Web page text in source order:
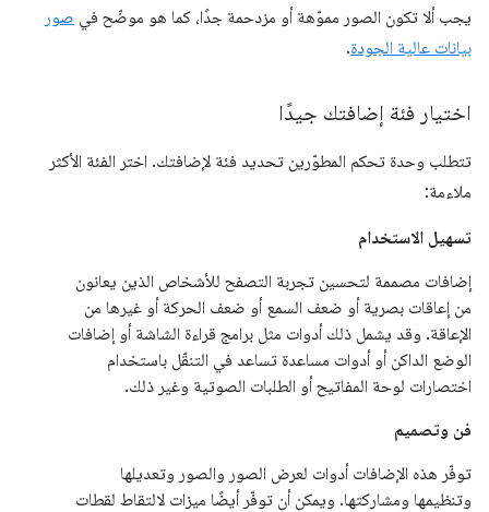
يجب ألا تكون الصور مموّهة أو مزدحمة جدًا، كما هو موضّح في صور
بيانات عالية الجودة.
اختيار فئة إضافتك جيدًا
تتطلب وحدة تحكم المطوّرين تحديد فئة لإضافتك. اختر الفئة الأكثر
ملاءمة:
تسهيل الاستخدام
إضافات مصممة لتحسين تجربة التصفح للأشخاص الذين يعانون
من إعاقات بصرية أو ضعف السمع أو ضعف الحركة أو غيرها من
الإعاقة. وقد يشمل ذلك أدوات مثل برامج قراءة الشاشة أو إضافات
الوضع الداكن أو أدوات مساعدة تساعد في التنقّل باستخدام
اختصارات لوحة المفاتيح أو الطلبات الصوتية وغير ذلك.
فن وتصميم
توفّر هذه الإضافات أدوات لعرض الصور والصور وتعديلها
وتنظيمها ومشاركتها. ويمكن أن توفّر أيضًا ميزات لالتقاط لقطات